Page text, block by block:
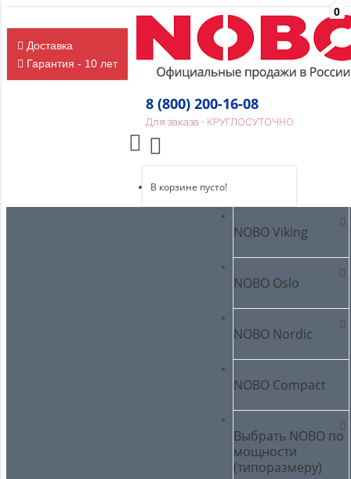
Доставка
Гарантия - 10 лет
8 (800) 200-16-08
Для заказа - КРУГЛОСУТОЧНО
0
В корзине пусто!
NOBO Viking
NOBO Oslo
NOBO Nordic
NOBO Compact
Выбрать NOBO по
мощности
(типоразмеру)